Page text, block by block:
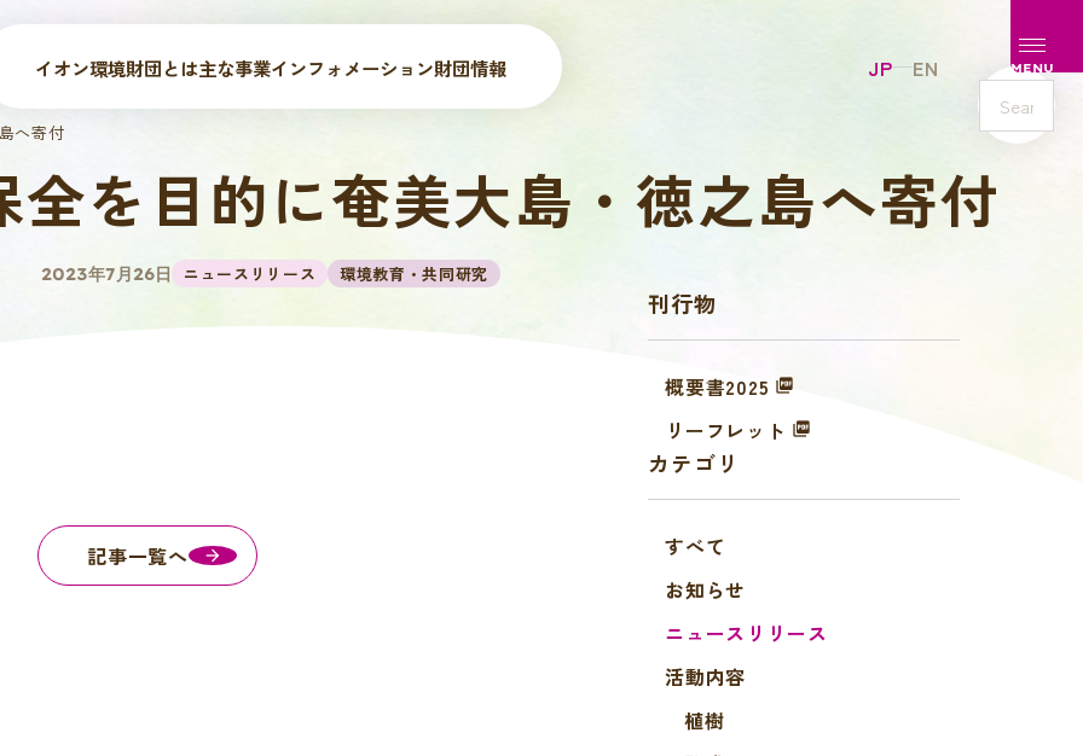
メニュ
MENU
イオン環境財団とは主な事業インフォメーション財団情報 JP
EN
s
e
へ寄付
を目的に奄美大島・徳之島へ寄付
2023年7月26日 ニュースリリース 環境教育・共同研究
記事一覧へ
刊行物
概要書2025
リーフレット
カテゴリ
すべて
お知らせ
ニュースリリース
活動内容
植樹